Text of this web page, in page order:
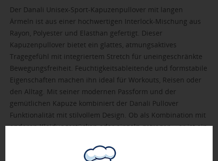
Der Danali Unisex-Sport-Kapuzenpullover mit langen
Ärmeln ist aus einer hochwertigen Interlock-Mischung aus
Rayon, Polyester und Elasthan gefertigt. Dieser
Kapuzenpullover bietet ein glattes, atmungsaktives
Tragegefühl mit integriertem Stretch für uneingeschränkte
Bewegungsfreiheit. Feuchtigkeitsableitende und formstabile
Eigenschaften machen ihn ideal für Workouts, Reisen oder
den Alltag. Mit seiner modernen Passform und der
gemütlichen Kapuze kombiniert der Danali Pullover
Funktionalität mit stilvollem Design. Ob als Kombination mit
anderen Kleidungsstücken oder einzeln getragen – er ist ein